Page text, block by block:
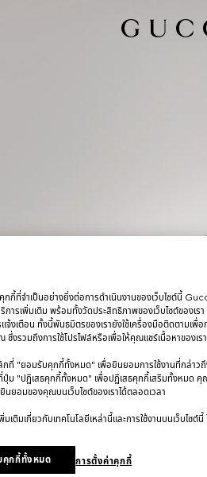
กกี้ที่จำเป็นอย่างยิ่งต่อการดำเนินงานของเว็บไซต์นี้
การเพิ่มเติม พร้อมทั้งวัดประสิทธิภาพของเว็บไซต์ของเร
แจ้งเตือน ทั้งนี้พันธมิตรของเรายังใช้เครื่องมือติดตามเ
ซึ่งรวมถึงการใช้โปรไฟล์หรือเพื่อให้คุณแชร์เนื้อหาของ
ที่ "ยอมรับคุกกี้ทั้งหมด" เพื่อยินยอมการใช้งานที่กล่าว
ม "ปฏิเสธคุกกี้ทั้งหมด" เพื่อปฏิเสธคุกกี้เสริมทั้งหมด คุ
นยอมของคุณบนเว็บไซต์ของเราได้ตลอดเวลา
เติมเกี่ยวกับเทคโนโลยีเหล่านี้และการใช้งานบนเว็บไซต์นี้
การตั้งค่าคุกกี้
คุกกี้ทั้งหมด